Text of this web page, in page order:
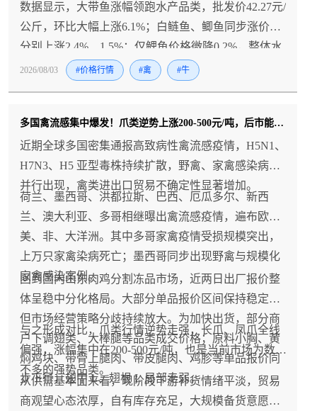
数据显示，大带鱼涨幅领跑水产品类，批发价42.27元/
公斤，环比大幅上涨6.1%；白鲢鱼、鲫鱼同步涨价，
分别上涨2.4%、1.5%；仅鲤鱼价格微降0.2%，整体水
产涨价氛围浓厚。
2026/08/03 #价格行情 #禽 #牛
多国禽流感集中爆发！爪类逆势上涨200-500元/吨，后市能否持续？
近期全球多国密集通报高致病性禽流感疫情，H5N1、
H7N3、H5 亚型毒株持续扩散，野禽、家禽感染病例
并行出现，禽类进出口贸易不确定性显著增加。
荷兰、墨西哥、洪都拉斯、巴西、厄瓜多尔、新西
兰、澳大利亚、多哥相继曝出禽流感疫情，遍布欧、
美、非、大洋洲。其中多哥家禽疫情受损规模突出，
上万只家禽染病死亡；墨西哥同步出现野禽与规模化
家禽感染案例。
回到国内山东肉鸡分割冻品市场，近两日出厂报价整
体呈稳中分化格局。大部分单品报价区间保持稳定，
但市场经营策略分歧持续放大。为加快出货，部分商
户下调翅类、大棒腿等品类成交价格；原料小胸、黄
焖鸡块、带骨上腿肉、带皮腿肉、鸡胗等单品报价同
步下行，翅中 L、翅根 L 局部走弱。
与之形成对比，爪类行情逆势走强，长爪、凤爪全线
偏强，涨幅集中在200-500元/吨，也是当前市场为数
不多的强势品类。
从供需基本面来看，现阶段下游补货情绪平淡，贸易
商观望心态浓厚，自有库存充足，大规模备货意愿不